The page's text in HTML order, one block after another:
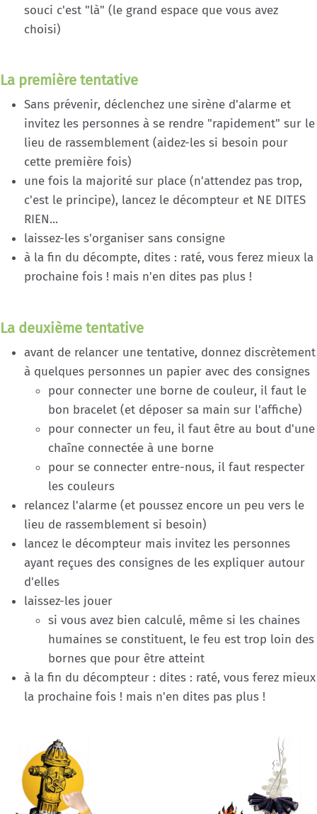
souci c'est "là" (le grand espace que vous avez
choisi)
La première tentative
Sans prévenir, déclenchez une sirène d'alarme et
invitez les personnes à se rendre "rapidement" sur le
lieu de rassemblement (aidez-les si besoin pour
cette première fois)
une fois la majorité sur place (n'attendez pas trop,
c'est le principe), lancez le décompteur et NE DITES
RIEN...
laissez-les s'organiser sans consigne
à la fin du décompte, dites : raté, vous ferez mieux la
prochaine fois ! mais n'en dites pas plus !
La deuxième tentative
avant de relancer une tentative, donnez discrètement
à quelques personnes un papier avec des consignes
pour connecter une borne de couleur, il faut le
bon bracelet (et déposer sa main sur l'affiche)
pour connecter un feu, il faut être au bout d'une
chaîne connectée à une borne
pour se connecter entre-nous, il faut respecter
les couleurs
relancez l'alarme (et poussez encore un peu vers le
lieu de rassemblement si besoin)
lancez le décompteur mais invitez les personnes
ayant reçues des consignes de les expliquer autour
d'elles
laissez-les jouer
si vous avez bien calculé, même si les chaines
humaines se constituent, le feu est trop loin des
bornes que pour être atteint
à la fin du décompteur : dites : raté, vous ferez mieux
la prochaine fois ! mais n'en dites pas plus !